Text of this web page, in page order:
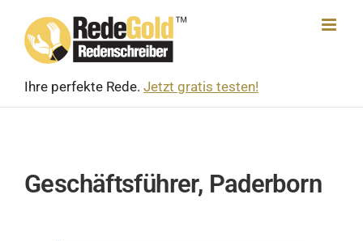
content
Ihre perfekte Rede. Jetzt gratis testen!
Geschäftsführer, Paderborn